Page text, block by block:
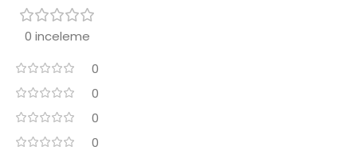
0 inceleme
0
0
0
0